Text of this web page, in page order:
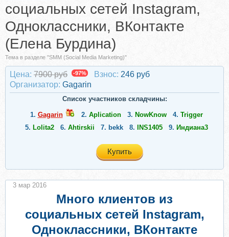
социальных сетей Instagram,
Одноклассники, ВКонтакте
(Елена Бурдина)
Тема в разделе "SMM (Social Media Marketing)"
Цена: 7900 руб -97% Взнос: 246 руб
Организатор: Gagarin
Список участников складчины:
1. Gagarin 2. Aplication 3. NowKnow 4. Trigger
5. Lolita2 6. Ahtirskii 7. bekk 8. INS1405 9. Индиана3
Купить
Много клиентов из
социальных сетей Instagram,
Одноклассники, ВКонтакте
3 мар 2016